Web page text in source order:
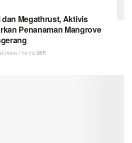
Megathrust, Aktivis
Penanaman Mangrove
2026 / 10:13 WIB